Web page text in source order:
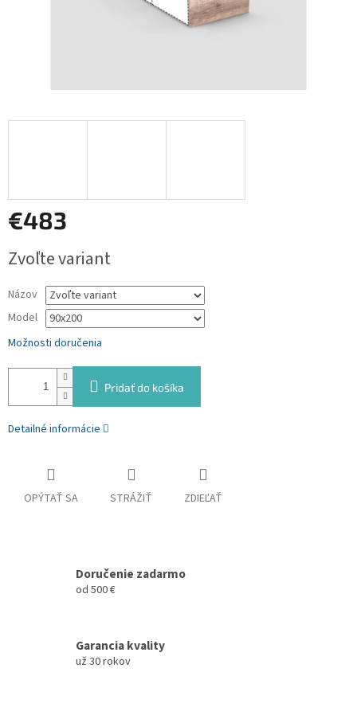
€483
cena:
Zvoľte variant
Názov
Model
Možnosti doručenia
Pridať do košíka
Detailné informácie
OPÝTAŤ SA STRÁŽIŤ ZDIEĽAŤ
Doručenie zadarmo
od 500 €
Garancia kvality
už 30 rokov